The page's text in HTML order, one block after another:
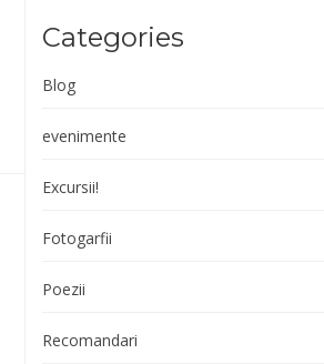
Categories
Blog
evenimente
Excursii!
Fotogarfii
Poezii
Recomandari